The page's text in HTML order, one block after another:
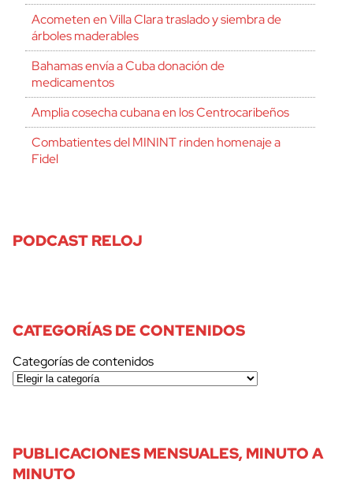
Acometen en Villa Clara traslado y siembra de
árboles maderables
Bahamas envía a Cuba donación de
medicamentos
Amplia cosecha cubana en los Centrocaribeños
Combatientes del MININT rinden homenaje a
Fidel
PODCAST RELOJ
CATEGORÍAS DE CONTENIDOS
Categorías de contenidos
PUBLICACIONES MENSUALES, MINUTO A
MINUTO